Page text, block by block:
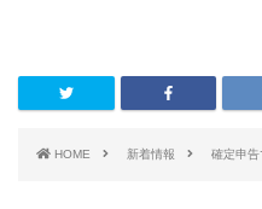
HOME 新着情報 確定申告